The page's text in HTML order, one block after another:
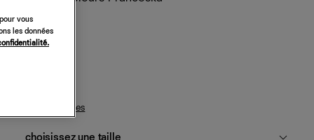
318 €
guide des tailles
vous
les données